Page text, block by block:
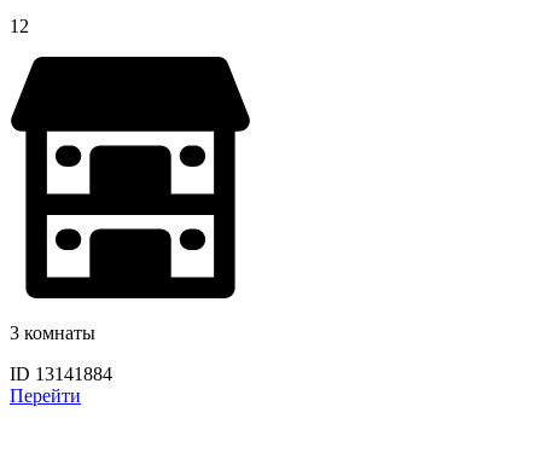
12
3 комнаты
ID 13141884
Перейти